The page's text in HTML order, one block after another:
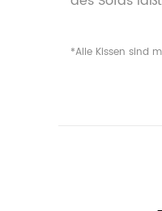
*Alle Kissen sind